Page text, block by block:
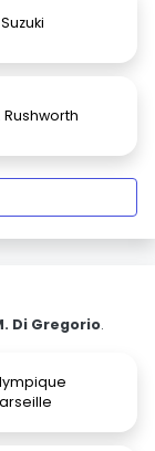
Suzuki
Rushworth
Di Gregorio.